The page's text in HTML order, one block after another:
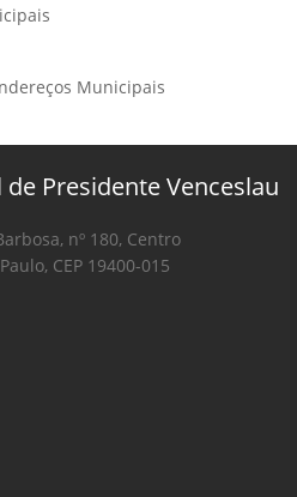
Municipais
Presidente Venceslau
nº 180, Centro
CEP 19400-015